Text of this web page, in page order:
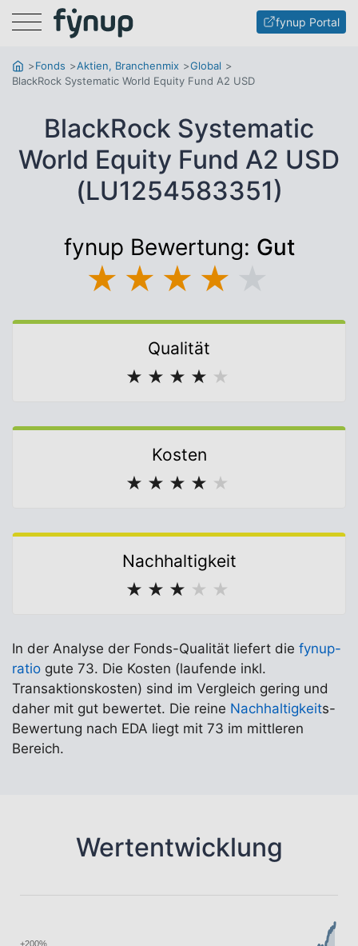
Menu fynup Portal
Fonds Aktien, Branchenmix
Global
BlackRock Systematic World Equity Fund A2 USD
BlackRock Systematic
World Equity Fund A2 USD
(LU1254583351)
fynup Bewertung: Gut
★ ★ ★ ★
Qualität
★ ★ ★ ★ ★
Kosten
★ ★ ★ ★ ★
Nachhaltigkeit
★ ★ ★ ★ ★
In der Analyse der Fonds-Qualität liefert die fynup-
ratio gute 73. Die Kosten (laufende inkl.
Transaktionskosten) sind im Vergleich gering und
daher mit gut bewertet. Die reine Nachhaltigkeits-
Bewertung nach EDA liegt mit 73 im mittleren
Bereich.
Wertentwicklung
+200%